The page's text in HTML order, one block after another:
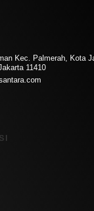
Kec. Palmerah, Kota
11410